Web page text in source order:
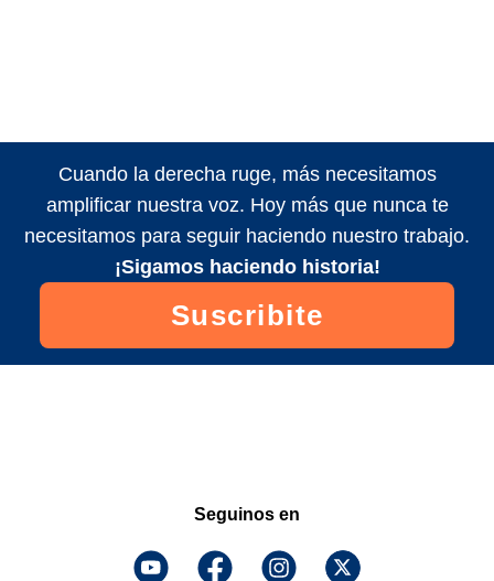
Cuando la derecha ruge, más necesitamos
amplificar nuestra voz. Hoy más que nunca te
necesitamos para seguir haciendo nuestro trabajo.
¡Sigamos haciendo historia!
Suscribite
Seguinos en